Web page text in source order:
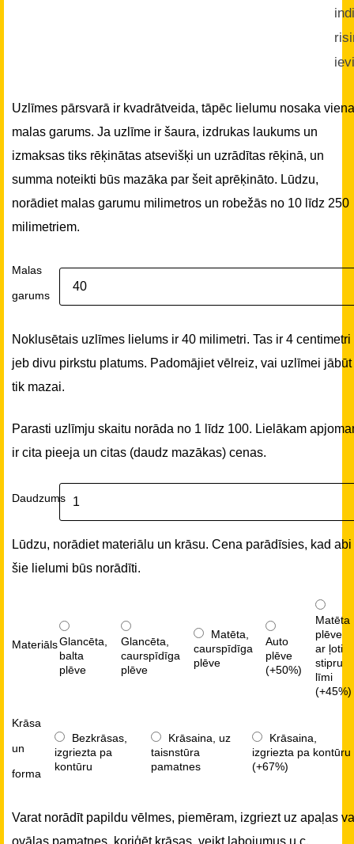
Uzlīmes pārsvarā ir kvadrātveida, tāpēc lielumu nosaka
malas garums. Ja uzlīme ir šaura, izdrukas laukums un
izmaksas tiks rēķinātas atsevišķi un uzrādītas rēķinā, un
summa noteikti būs mazāka par šeit aprēķināto. Lūdzu,
norādiet malas garumu milimetros un robežās no 10 līdz 250
milimetriem.
Malas
garums
Noklusētais uzlīmes lielums ir 40 milimetri. Tas ir 4 centimetri
jeb divu pirkstu platums. Padomājiet vēlreiz, vai uzlīmei jābūt
tik mazai.
Parasti uzlīmju skaitu norāda no 1 līdz 100. Lielākam
ir cita pieeja un citas (daudz mazākas) cenas.
Daudzums
Lūdzu, norādiet materiālu un krāsu. Cena parādīsies, kad abi
šie lielumi būs norādīti.
MateriālsGlancēta,
balta
plēve
Glancēta,
caurspīdīga
plēve
Matēta,
caurspīdīga
plēve
Auto
plēve
(+50%)
Matēta
plēve
ar ļoti
stipru
līmi
(+45%)
Krāsa
un
forma
Bezkrāsas,
izgriezta pa
kontūru
Krāsaina, uz
taisnstūra
pamatnes
Krāsaina,
izgriezta pa kontūru
(+67%)
Varat norādīt papildu vēlmes, piemēram, izgriezt uz apaļas
ovālas pamatnes, koriģēt krāsas, veikt labojumus u.c.